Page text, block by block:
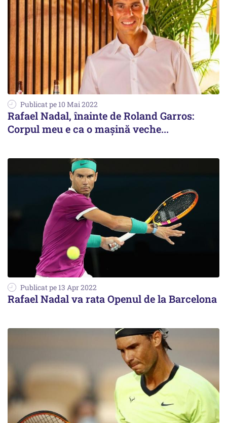
Publicat pe 10 Mai 2022
Rafael Nadal, înainte de Roland Garros:
Corpul meu e ca o maşină veche...
Publicat pe 13 Apr 2022
Rafael Nadal va rata Openul de la Barcelona